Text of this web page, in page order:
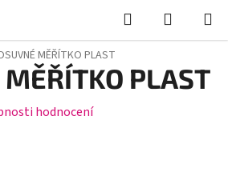
Hledat
KOŠÍK
MĚŘÍTKO PLAST
PLAST
hodnocení